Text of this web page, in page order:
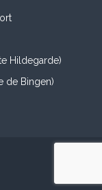
Hildegarde)
de Bingen)